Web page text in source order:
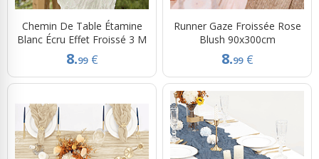
Chemin De Table Étamine
Blanc Écru Effet Froissé 3 M
8.99 €
Runner Gaze Froissée Rose
Blush 90x300cm
8.99 €